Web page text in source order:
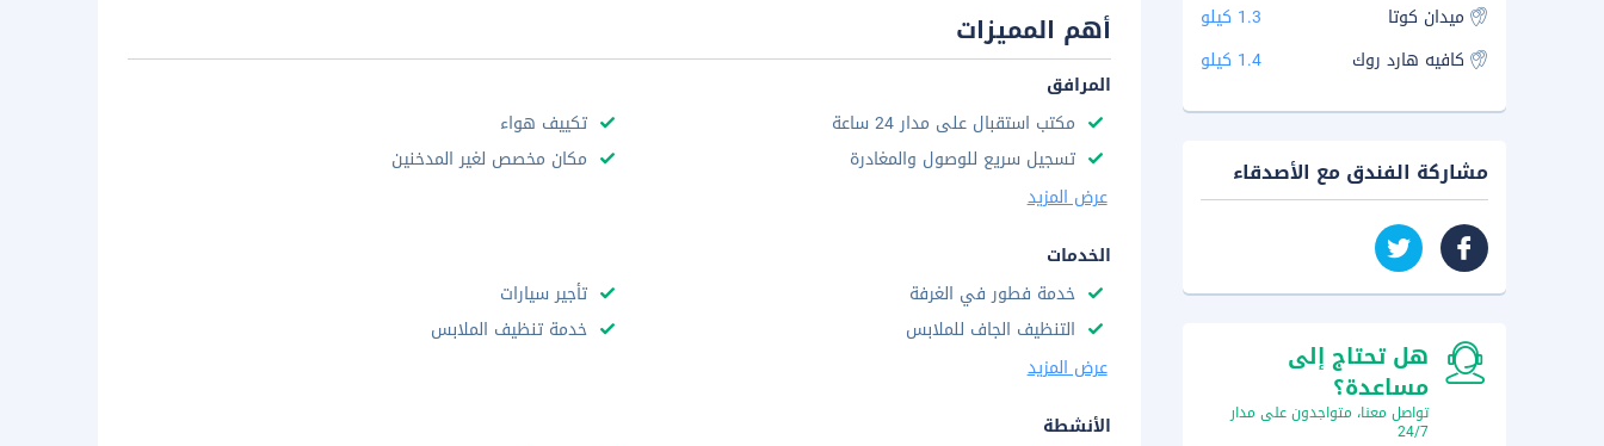
أهم المميزات
المرافق
مكتب استقبال على مدار 24 ساعة
تكييف هواء
تسجيل سريع للوصول والمغادرة
مكان مخصص لغير المدخنين
عرض المزيد
الخدمات
خدمة فطور في الغرفة
تأجير سيارات
التنظيف الجاف للملابس
خدمة تنظيف الملابس
عرض المزيد
الأنشطة
ميدان كوتا
1.3 كيلو
كافيه هارد روك
1.4 كيلو
مشاركة الفندق مع الأصدقاء
هل تحتاج إلى
مساعدة؟
تواصل معنا، متواجدون على مدار
24/7